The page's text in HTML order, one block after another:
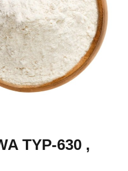
TYP-630 ,